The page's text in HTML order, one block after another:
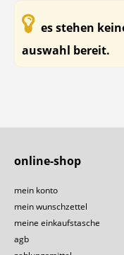
es stehen
auswahl bereit.
online-shop
mein konto
mein wunschzettel
meine einkaufstasche
agb